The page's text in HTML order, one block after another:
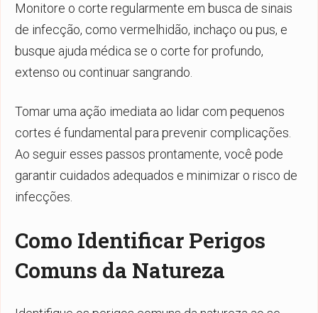
Monitore o corte regularmente em busca de sinais
de infecção, como vermelhidão, inchaço ou pus, e
busque ajuda médica se o corte for profundo,
extenso ou continuar sangrando.
Tomar uma ação imediata ao lidar com pequenos
cortes é fundamental para prevenir complicações.
Ao seguir esses passos prontamente, você pode
garantir cuidados adequados e minimizar o risco de
infecções.
Como Identificar Perigos
Comuns da Natureza